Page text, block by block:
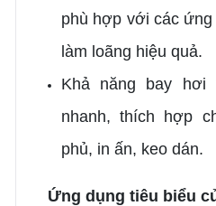
phù hợp với các
làm loãng hiệu quả.
Khả năng bay hơi
nhanh, thích hợp
phủ, in ấn, keo dán.
Ứng dụng tiêu biểu